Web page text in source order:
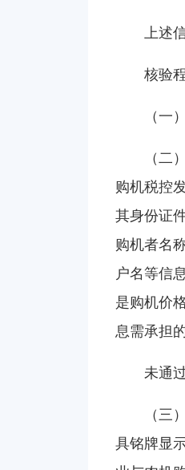
上述
核验
（一
（二
购机税控
其身份证
购机者名
户名等信
是购机价
息需承担
未通
（三
具铭牌显